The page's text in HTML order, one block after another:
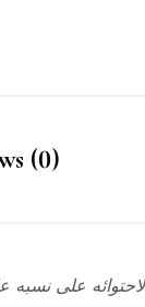
(0)
على نسبه